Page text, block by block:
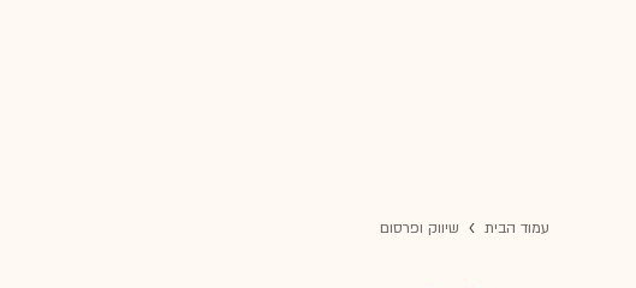
עמוד הבית שיווק ופרסום